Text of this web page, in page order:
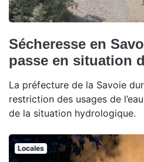
Sécheresse en
passe en situation
La préfecture de la Savoie
restriction des usages de
de la situation hydrologique.
Locales